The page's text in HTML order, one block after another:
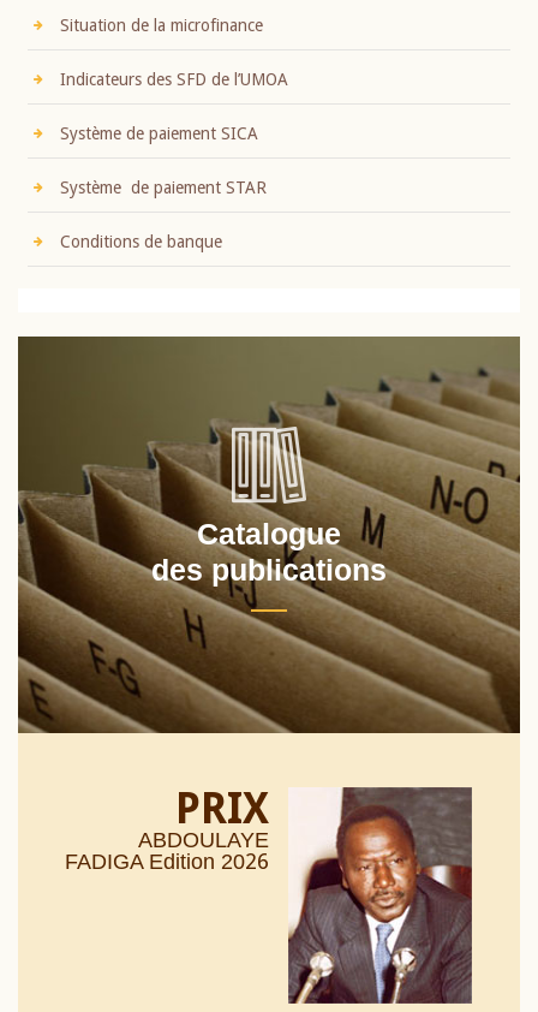
Situation de la microfinance
Indicateurs des SFD de l’UMOA
Système de paiement SICA
Système de paiement STAR
Conditions de banque
Catalogue
des publications
PRIX
ABDOULAYE
FADIGA Edition 2026